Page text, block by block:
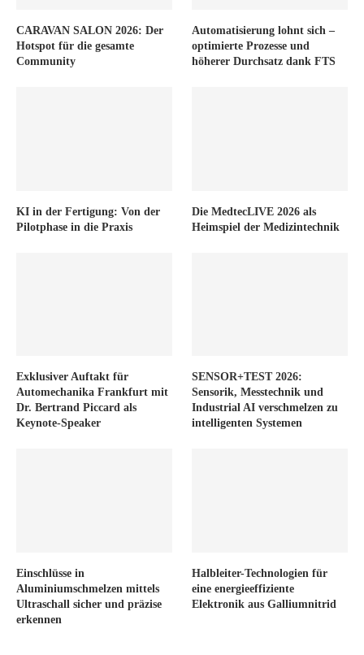
CARAVAN SALON 2026: Der
Hotspot für die gesamte
Community
Automatisierung lohnt sich –
optimierte Prozesse und
höherer Durchsatz dank FTS
KI in der Fertigung: Von der
Pilotphase in die Praxis
Die MedtecLIVE 2026 als
Heimspiel der Medizintechnik
Exklusiver Auftakt für
Automechanika Frankfurt mit
Dr. Bertrand Piccard als
Keynote-Speaker
SENSOR+TEST 2026:
Sensorik, Messtechnik und
Industrial AI verschmelzen zu
intelligenten Systemen
Einschlüsse in
Aluminiumschmelzen mittels
Ultraschall sicher und präzise
erkennen
Halbleiter-Technologien für
eine energieeffiziente
Elektronik aus Galliumnitrid